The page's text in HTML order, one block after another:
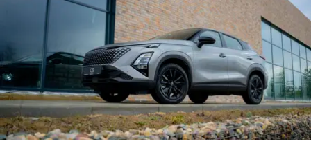
Страхование
Кредитный калькулятор
Аксессуары
Одежда и сувениры
Оригинальные аксессуары
Запчасти
Клиентская поддержка
Клуб владельцев OMODA
Приложение O&J
Аксессуары
Одежда и сувениры